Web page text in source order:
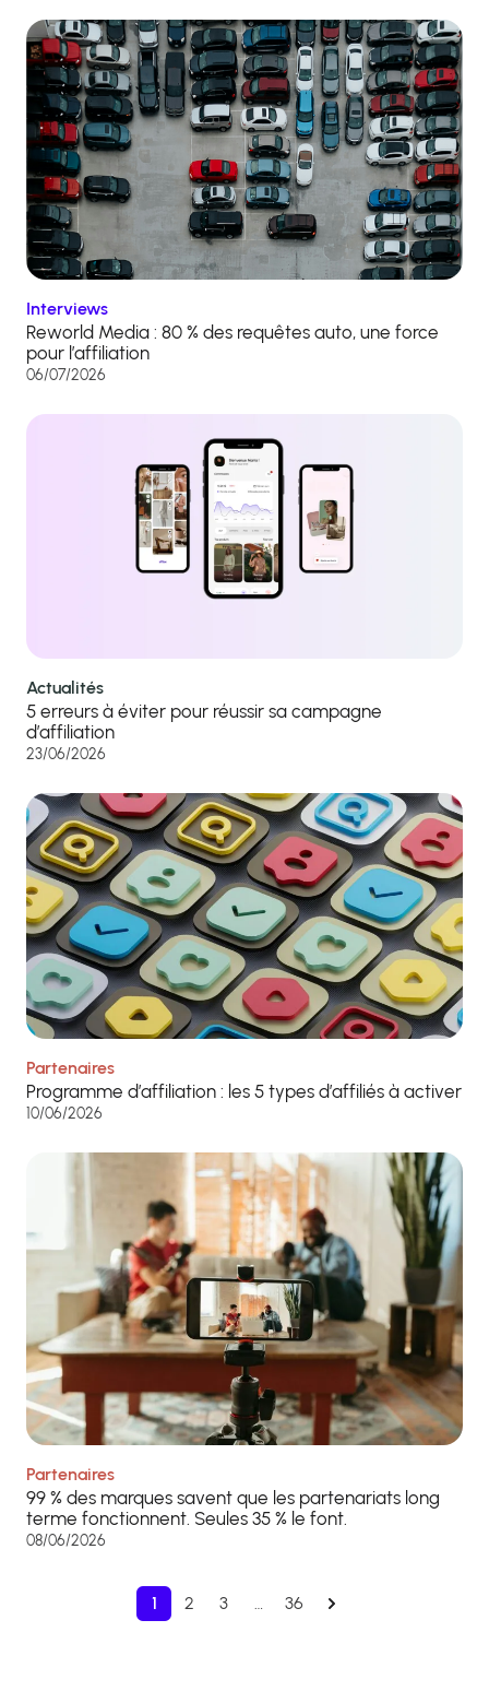
Interviews
Reworld Media : 80 % des requêtes auto, une force
pour l’affiliation
06/07/2026
Actualités
5 erreurs à éviter pour réussir sa campagne
d’affiliation
23/06/2026
Partenaires
Programme d’affiliation : les 5 types d’affiliés à activer
10/06/2026
Partenaires
99 % des marques savent que les partenariats long
terme fonctionnent. Seules 35 % le font.
08/06/2026
1 2 3 36